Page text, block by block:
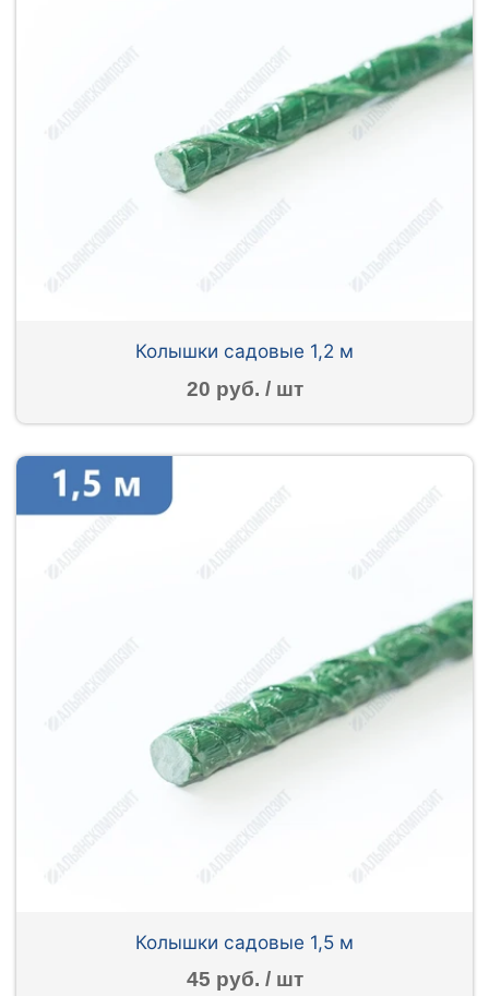
Колышки садовые 1,2 м
20 руб. / шт
Колышки садовые 1,5 м
45 руб. / шт